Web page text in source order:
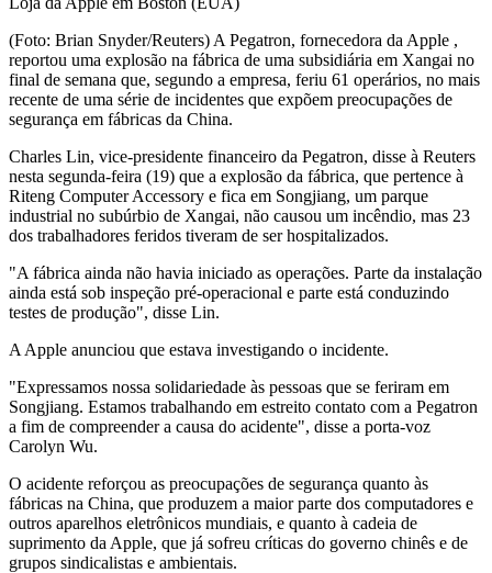
(Foto: Brian Snyder/Reuters) A Pegatron, fornecedora da Apple ,
reportou uma explosão na fábrica de uma subsidiária em Xangai no
final de semana que, segundo a empresa, feriu 61 operários, no mais
recente de uma série de incidentes que expõem preocupações de
segurança em fábricas da China.
Charles Lin, vice-presidente financeiro da Pegatron, disse à Reuters
nesta segunda-feira (19) que a explosão da fábrica, que pertence à
Riteng Computer Accessory e fica em Songjiang, um parque
industrial no subúrbio de Xangai, não causou um incêndio, mas 23
dos trabalhadores feridos tiveram de ser hospitalizados.
"A fábrica ainda não havia iniciado as operações. Parte da instalação
ainda está sob inspeção pré-operacional e parte está conduzindo
testes de produção", disse Lin.
A Apple anunciou que estava investigando o incidente.
"Expressamos nossa solidariedade às pessoas que se feriram em
Songjiang. Estamos trabalhando em estreito contato com a Pegatron
a fim de compreender a causa do acidente", disse a porta-voz
Carolyn Wu.
O acidente reforçou as preocupações de segurança quanto às
fábricas na China, que produzem a maior parte dos computadores e
outros aparelhos eletrônicos mundiais, e quanto à cadeia de
suprimento da Apple, que já sofreu críticas do governo chinês e de
grupos sindicalistas e ambientais.